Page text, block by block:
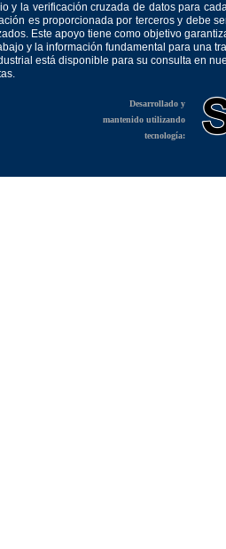
y la verificación cruzada de datos para
es proporcionada por terceros y debe
Este apoyo tiene como objetivo
y la información fundamental para una
está disponible para su consulta en
Desarrollado y
mantenido utilizando
tecnología: